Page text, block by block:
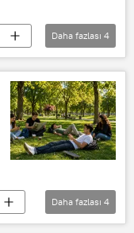
Daha fazlası 4
Daha fazlası 4